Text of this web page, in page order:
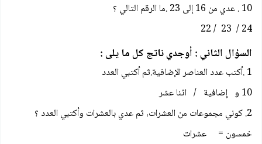
10 . عدي من 16 إلى 23 .ما الرقم التالي ؟
24 / 23 / 22
السؤال الثاني : أوجدي ناتج كل ما يلى :
1 .أكتب عدد العناصر الإضافية.ثم أكتبي العدد
10 و إضافية / اثنا عشر
2. كوني مجموعات من العشرات، ثم عدي بالعشرات وأكتبي العدد ؟
خمسون = عشرات